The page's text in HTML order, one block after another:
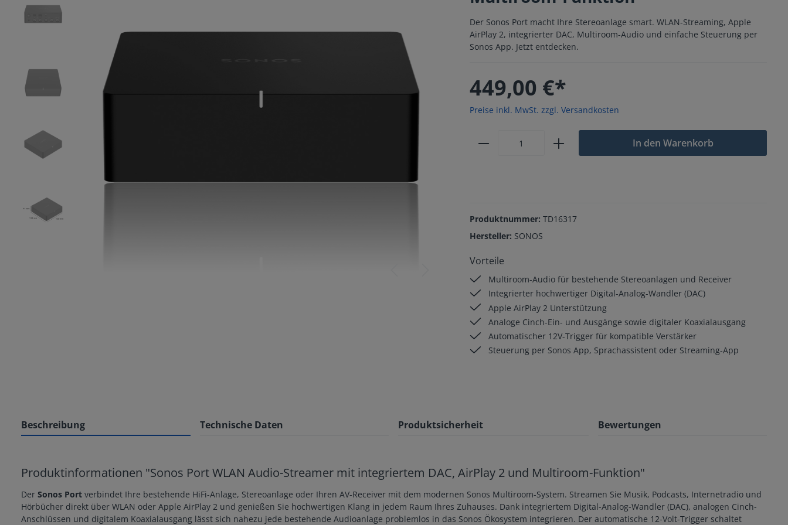
Der Sonos Port macht Ihre Stereoanlage smart. WLAN-Streaming, Apple
AirPlay 2, integrierter DAC, Multiroom-Audio und einfache Steuerung per
Sonos App. Jetzt entdecken.
449,00 €*
Preise inkl. MwSt. zzgl. Versandkosten
In den Warenkorb
Produktnummer:TD16317
Hersteller: SONOS
Vorteile
Multiroom-Audio für bestehende Stereoanlagen und Receiver
Integrierter hochwertiger Digital-Analog-Wandler (DAC)
Apple AirPlay 2 Unterstützung
Analoge Cinch-Ein- und Ausgänge sowie digitaler Koaxialausgang
Automatischer 12V-Trigger für kompatible Verstärker
Steuerung per Sonos App, Sprachassistent oder Streaming-App
Beschreibung Technische Daten Produktsicherheit Bewertungen
Produktinformationen "Sonos Port WLAN Audio-Streamer mit integriertem DAC, AirPlay 2 und Multiroom-Funktion"
Der Sonos Port verbindet Ihre bestehende HiFi-Anlage, Stereoanlage oder Ihren AV-Receiver mit dem modernen Sonos Multiroom-System. Streamen Sie Musik, Podcasts, Internetradio und
Hörbücher direkt über WLAN oder Apple AirPlay 2 und genießen Sie hochwertigen Klang in jedem Raum Ihres Zuhauses. Dank integriertem Digital-Analog-Wandler (DAC), analogen Cinch-
Anschlüssen und digitalem Koaxialausgang lässt sich nahezu jede bestehende Audioanlage problemlos in das Sonos Ökosystem integrieren. Der automatische 12-Volt-Trigger schaltet